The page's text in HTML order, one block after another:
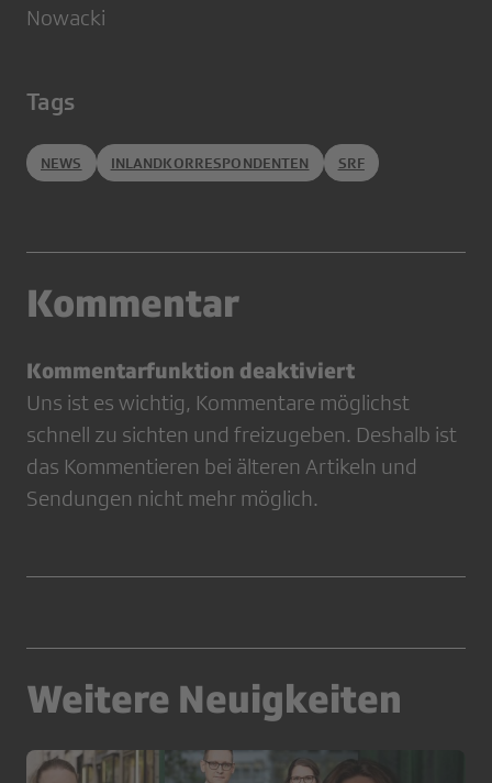
Nowacki
Tags
NEWS INLANDKORRESPONDENTEN SRF
Kommentar
Kommentarfunktion deaktiviert
Uns ist es wichtig, Kommentare möglichst
schnell zu sichten und freizugeben. Deshalb ist
das Kommentieren bei älteren Artikeln und
Sendungen nicht mehr möglich.
Weitere Neuigkeiten